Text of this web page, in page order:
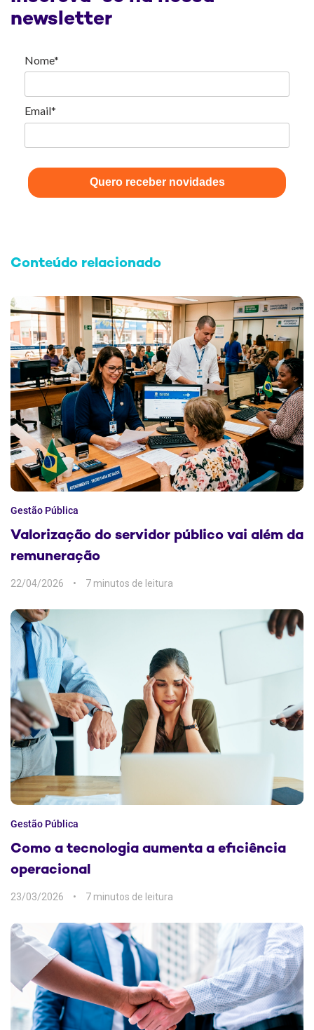
newsletter
Nome*
Email*
Quero receber novidades
Conteúdo relacionado
Gestão Pública
Valorização do servidor público vai além da
remuneração
22/04/2026 7 min
Gestão Pública
Como a tecnologia aumenta a eficiência
operacional
23/03/2026 7 min